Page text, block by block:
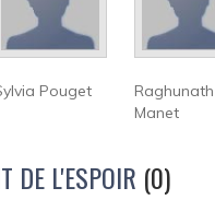
Pouget
Raghunath
Manet
DE L'ESPOIR (0)